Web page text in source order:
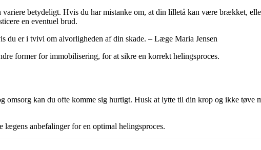
betydeligt. Hvis du har mistanke om, at din lilletå kan være brækket,
en eventuel brud.
du er i tvivl om alvorligheden af din skade. – Læge Maria Jensen
former for immobilisering, for at sikre en korrekt helingsproces.
omsorg kan du ofte komme sig hurtigt. Husk at lytte til din krop og ikke
anbefalinger for en optimal helingsproces.